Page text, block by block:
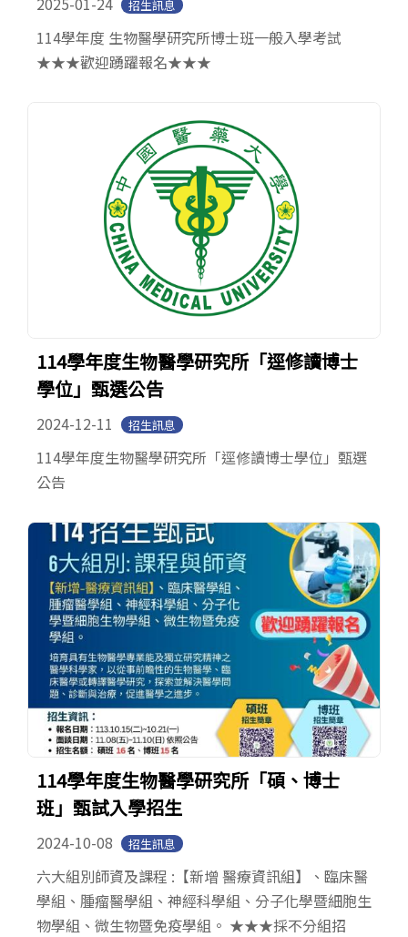
招生訊息
114學年度 生物醫學研究所博士班一般入學考試
★★★歡迎踴躍報名★★★
114學年度生物醫學研究所「逕修讀博士
學位」甄選公告
2024-12-11 招生訊息
114學年度生物醫學研究所「逕修讀博士學位」甄選
公告
114學年度生物醫學研究所「碩、博士
班」甄試入學招生
2024-10-08 招生訊息
六大組別師資及課程 :【新增 醫療資訊組】、臨床醫
學組、腫瘤醫學組、神經科學組、分子化學暨細胞生
物學組、微生物暨免疫學組。 ★★★採不分組招